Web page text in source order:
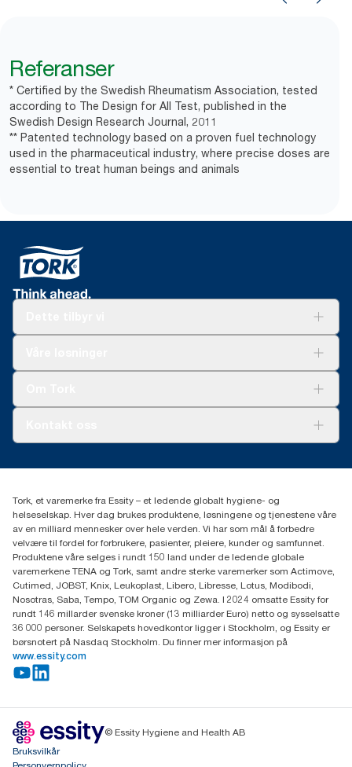
Referanser
* Certified by the Swedish Rheumatism Association, tested
according to The Design for All Test, published in the
Swedish Design Research Journal, 2011
** Patented technology based on a proven fuel technology
used in the pharmaceutical industry, where precise doses are
essential to treat human beings and animals
(+47) 22 70 62 00
Fredrik Selmers vei 6
0603 OSLO
Tork, et varemerke fra Essity – et ledende globalt hygiene- og
helseselskap. Hver dag brukes produktene, løsningene og tjenestene våre
av en milliard mennesker over hele verden. Vi har som mål å forbedre
velvære til fordel for forbrukere, pasienter, pleiere, kunder og samfunnet.
Produktene våre selges i rundt 150 land under de ledende globale
varemerkene TENA og Tork, samt andre sterke varemerker som Actimove,
Cutimed, JOBST, Knix, Leukoplast, Libero, Libresse, Lotus, Modibodi,
Nosotras, Saba, Tempo, TOM Organic og Zewa. I 2024 omsatte Essity for
rundt 146 millarder svenske kroner (13 milliarder Euro) netto og sysselsatte
36 000 personer. Selskapets hovedkontor ligger i Stockholm, og Essity er
børsnotert på Nasdaq Stockholm. Du finner mer informasjon på
www.essity.com
© Essity Hygiene and Health AB
Bruksvilkår